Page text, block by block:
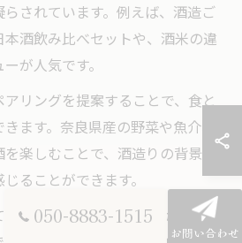
されています。例えば、酒造ご
酒飲み比べセットや、酒米の違
が人気です。
リングを提案することで、食と
ます。奈良県産の野菜や魚介、
楽しむことで、酒造りの背景や
ることができます。
地元の酒造りへの理解が深ま
050-8883-1515
お問い合わせ